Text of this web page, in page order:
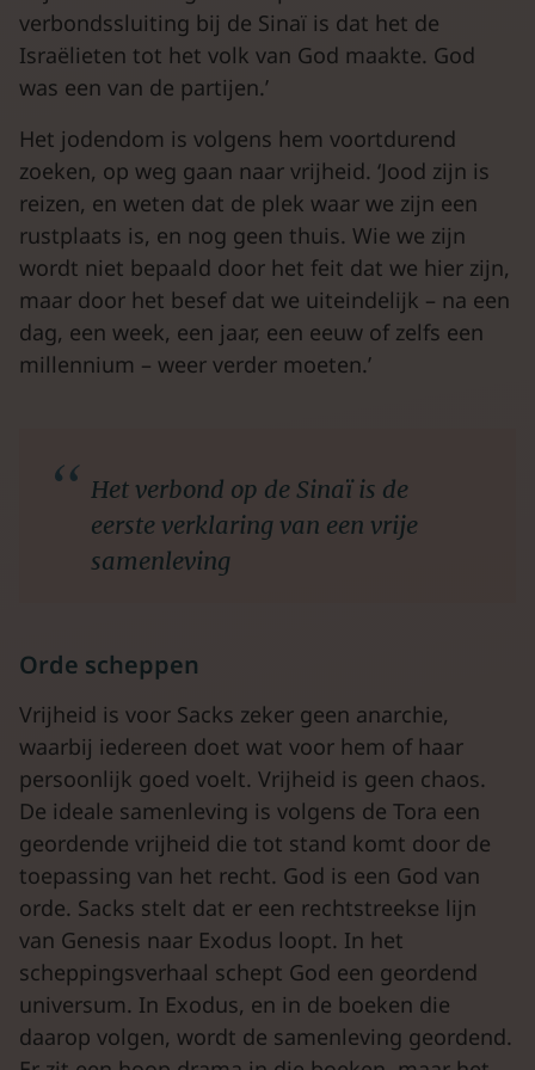
verbondssluiting bij de Sinaï is dat het de
Israëlieten tot het volk van God maakte. God
was een van de partijen.’
Het jodendom is volgens hem voortdurend
zoeken, op weg gaan naar vrijheid. ‘Jood zijn is
reizen, en weten dat de plek waar we zijn een
rustplaats is, en nog geen thuis. Wie we zijn
wordt niet bepaald door het feit dat we hier zijn,
maar door het besef dat we uiteindelijk – na een
dag, een week, een jaar, een eeuw of zelfs een
millennium – weer verder moeten.’
Het verbond op de Sinaï is de
eerste verklaring van een vrije
samenleving
Orde scheppen
Vrijheid is voor Sacks zeker geen anarchie,
waarbij iedereen doet wat voor hem of haar
persoonlijk goed voelt. Vrijheid is geen chaos.
De ideale samenleving is volgens de Tora een
geordende vrijheid die tot stand komt door de
toepassing van het recht. God is een God van
orde. Sacks stelt dat er een rechtstreekse lijn
van Genesis naar Exodus loopt. In het
scheppingsverhaal schept God een geordend
universum. In Exodus, en in de boeken die
daarop volgen, wordt de samenleving geordend.